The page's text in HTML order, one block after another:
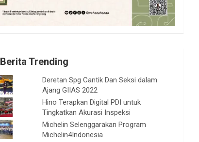
Berita Trending
Deretan Spg Cantik Dan Seksi dalam
Ajang GIIAS 2022
Hino Terapkan Digital PDI untuk
Tingkatkan Akurasi Inspeksi
Michelin Selenggarakan Program
Michelin4Indonesia